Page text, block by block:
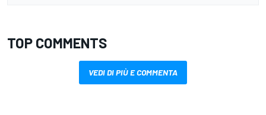
TOP COMMENTS
VEDI DI PIÙ E COMMENTA